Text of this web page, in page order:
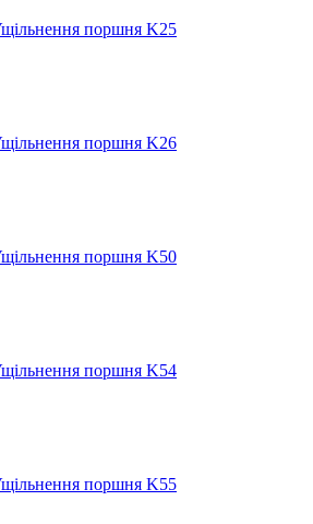
поршня K25
поршня K26
поршня K50
поршня K54
поршня K55